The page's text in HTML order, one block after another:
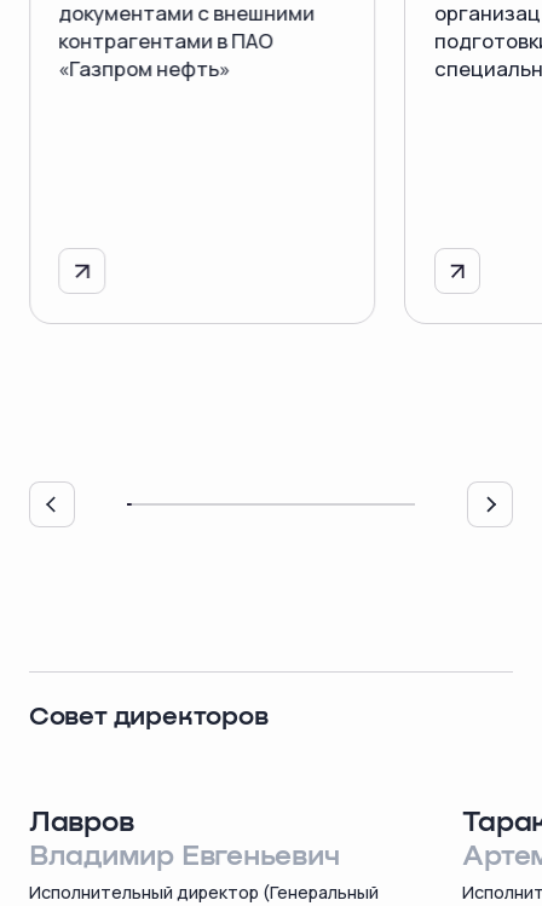
документами с внешними
контрагентами в ПАО
«Газпром нефть»
Совет директоров
Лавров
Владимир Евгеньевич
Исполнительный директор (Генеральный